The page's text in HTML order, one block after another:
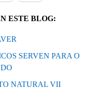
ESTE BLOG:
SERVEN PARA O
NATURAL VII